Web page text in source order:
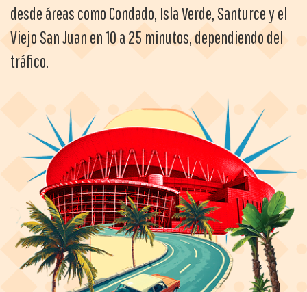
desde áreas como Condado, Isla Verde, Santurce y el
Viejo San Juan en 10 a 25 minutos, dependiendo del
tráfico.